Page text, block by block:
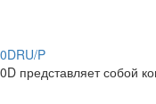
P
представляет собой